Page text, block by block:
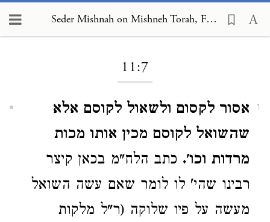
Seder Mishnah on Mishneh Torah, Foreign Worship and Customs of the Nations 11:7
11:7
1
אסור לקסום ולשאול לקוסם אלא
שהשואל לקוסם מכין אותו מכות
מרדות וכו'. כתב הלח"מ בכאן קיצר
רבינו שהי' לו לומר שאם עשה השואל
מעשה על פיו שלוקה (ר"ל מלקות